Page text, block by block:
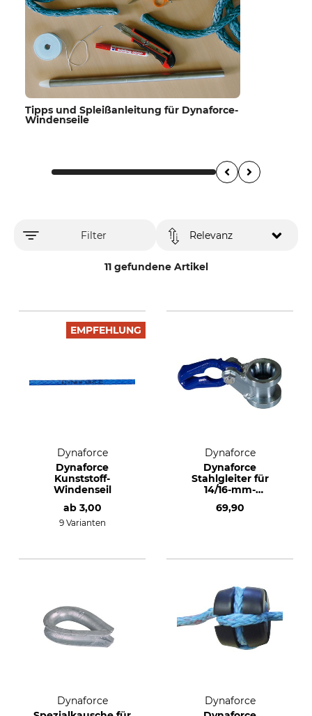
Tipps und Spleißanleitung für Dynaforce-
Windenseile
Filter
11 gefundene Artikel
Relevanz
EMPFEHLUNG
Dynaforce
Dynaforce
Kunststoff-
Windenseil
ab 3,00
9 Varianten
Dynaforce
Dynaforce
Stahlgleiter für
14/16-mm-
69,90
Dynaforce
Dynaforce